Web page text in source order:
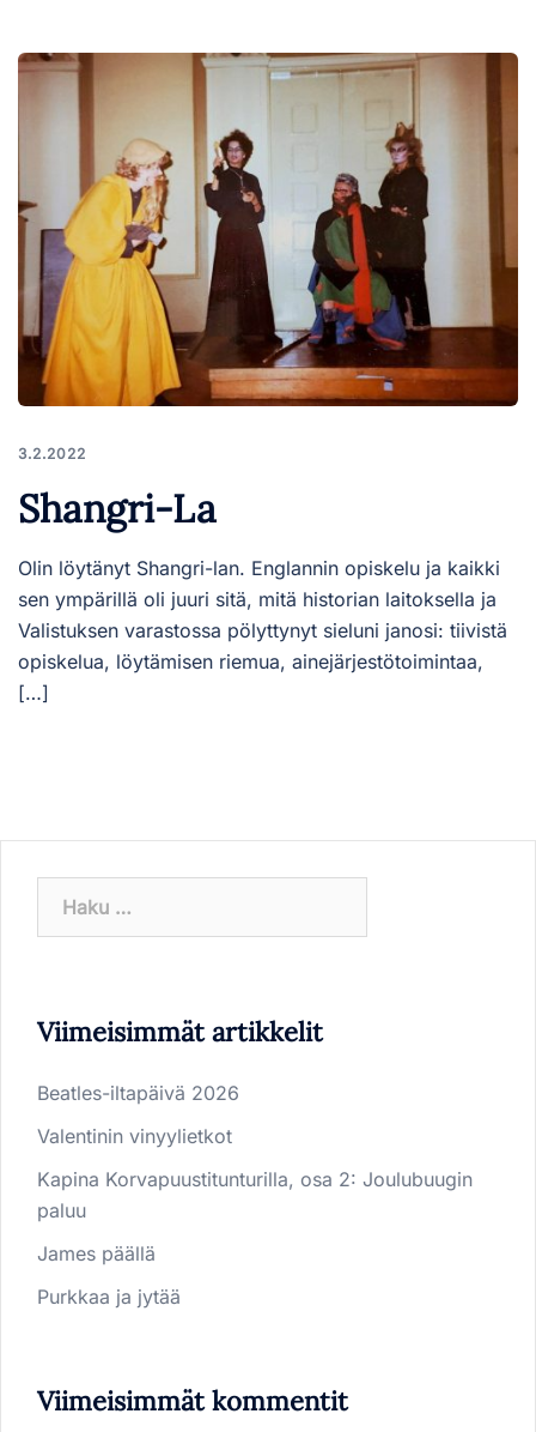
3.2.2022
Shangri-La
Olin löytänyt Shangri-lan. Englannin opiskelu ja kaikki
sen ympärillä oli juuri sitä, mitä historian laitoksella ja
Valistuksen varastossa pölyttynyt sieluni janosi: tiivistä
opiskelua, löytämisen riemua, ainejärjestötoimintaa,
[…]
Viimeisimmät artikkelit
Beatles-iltapäivä 2026
Valentinin vinyylietkot
Kapina Korvapuustitunturilla, osa 2: Joulubuugin
paluu
James päällä
Purkkaa ja jytää
Viimeisimmät kommentit